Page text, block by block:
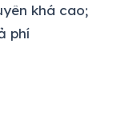
khá cao;
phí